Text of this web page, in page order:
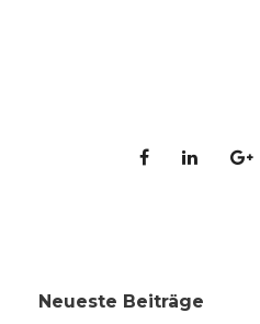
Neueste Beiträge